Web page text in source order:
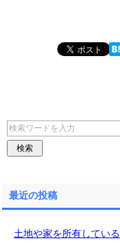
最近の投稿
土地や家を所有してい